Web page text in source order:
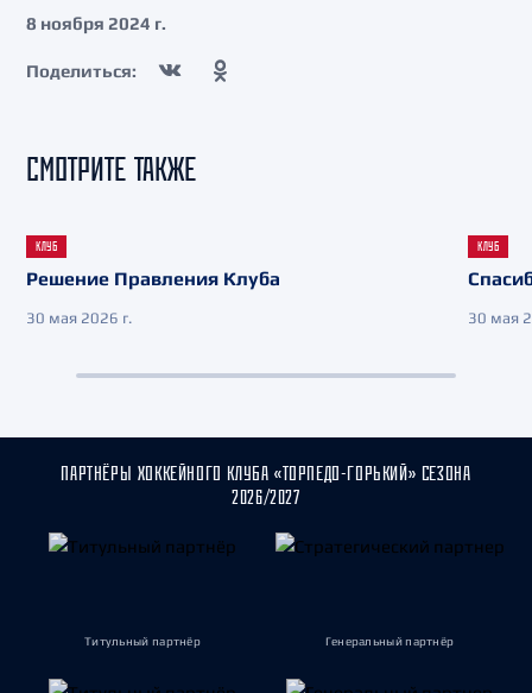
8 ноября 2024 г.
Поделиться:
СМОТРИТЕ ТАКЖЕ
КЛУБ
Решение Правления Клуба
30 мая 2026 г.
КЛУБ
30 мая
ПАРТНЁРЫ ХОККЕЙНОГО КЛУБА «ТОРПЕДО-ГОРЬКИЙ» СЕЗОНА
2026/2027
Титульный партнёр Генеральный партнёр